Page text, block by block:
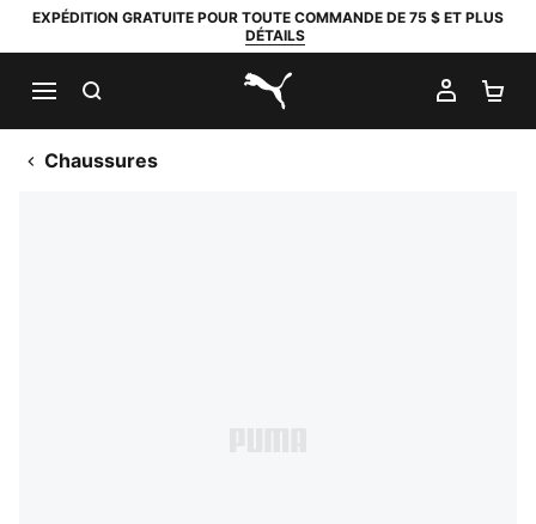
EXPÉDITION GRATUITE POUR TOUTE COMMANDE DE 75 $ ET PLUS
DÉTAILS
PUMA.com
MON
Chaussures